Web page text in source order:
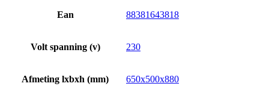
Ean 88381643818
Volt spanning (v) 230
Afmeting lxbxh (mm) 650x500x880